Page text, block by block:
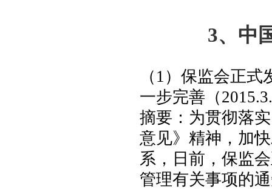
3、 中
（ 1 ）保监会正式
一步完善（
摘要： 为贯彻落
意见》精神，加
系，日前，保监
管理有关事项的